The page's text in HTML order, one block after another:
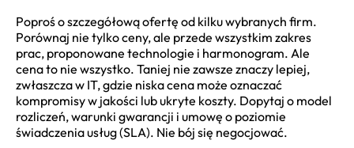
Poproś o szczegółową ofertę od kilku wybranych firm.
Porównaj nie tylko ceny, ale przede wszystkim zakres
prac, proponowane technologie i harmonogram. Ale
cena to nie wszystko. Taniej nie zawsze znaczy lepiej,
zwłaszcza w IT, gdzie niska cena może oznaczać
kompromisy w jakości lub ukryte koszty. Dopytaj o model
rozliczeń, warunki gwarancji i umowę o poziomie
świadczenia usług (SLA). Nie bój się negocjować.